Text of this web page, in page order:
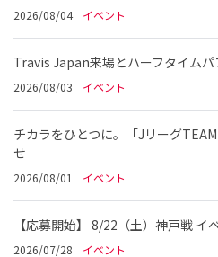
2026/08/04 イベント
Travis Japan来場とハーフタイム
2026/08/03 イベント
チカラをひとつに。「Jリーグ
せ
2026/08/01 イベント
【応募開始】 8/22（土）神戸戦 イ
2026/07/28 イベント